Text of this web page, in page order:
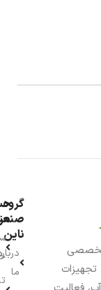
فروش تخصصی
گروه
ناین
ما